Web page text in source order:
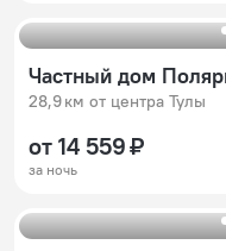
Частный дом
28,9 км от центра Тулы
от 14 559 ₽
за ночь